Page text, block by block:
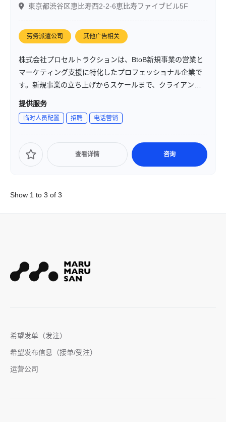
東京都渋谷区恵比寿西2-2-6恵比寿ファイブビル5F
劳务派遣公司 其他广告相关
株式会社プロセルトラクションは、BtoB新規事業の営業と
マーケティング支援に特化したプロフェッショナル企業で
す。新規事業の立ち上げからスケールまで、クライアント
の成長を伴走型で支援する体制を取っています。社名には
思いが込められています。
提供服务
临时人员配置 招聘 电话营销
查看详情 咨询
Show 1 to 3 of 3
希望发单（发注）
希望发布信息（接单/受注）
运营公司